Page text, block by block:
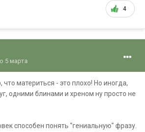
4
5 марта
материться - это плохо! Но иногда,
одними блинами и хреном ну просто не
способен понять "гениальную" фразу.